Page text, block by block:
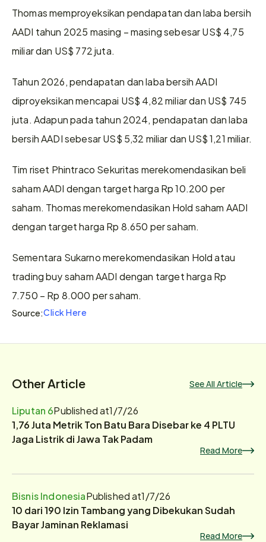
Thomas memproyeksikan pendapatan dan laba bersih
AADI tahun 2025 masing – masing sebesar US$ 4,75
miliar dan US$ 772 juta.
Tahun 2026, pendapatan dan laba bersih AADI
diproyeksikan mencapai US$ 4,82 miliar dan US$ 745
juta. Adapun pada tahun 2024, pendapatan dan laba
bersih AADI sebesar US$ 5,32 miliar dan US$ 1,21 miliar.
Tim riset Phintraco Sekuritas merekomendasikan beli
saham AADI dengan target harga Rp 10.200 per
saham. Thomas merekomendasikan Hold saham AADI
dengan target harga Rp 8.650 per saham.
Sementara Sukarno merekomendasikan Hold atau
trading buy saham AADI dengan target harga Rp
7.750 – Rp 8.000 per saham.
Source:Click Here
Other Article See All Article
Liputan 6Published at1/7/26
1,76 Juta Metrik Ton Batu Bara Disebar ke 4 PLTU
Jaga Listrik di Jawa Tak Padam
Read More
Bisnis IndonesiaPublished at1/7/26
10 dari 190 Izin Tambang yang Dibekukan Sudah
Bayar Jaminan Reklamasi
Read More